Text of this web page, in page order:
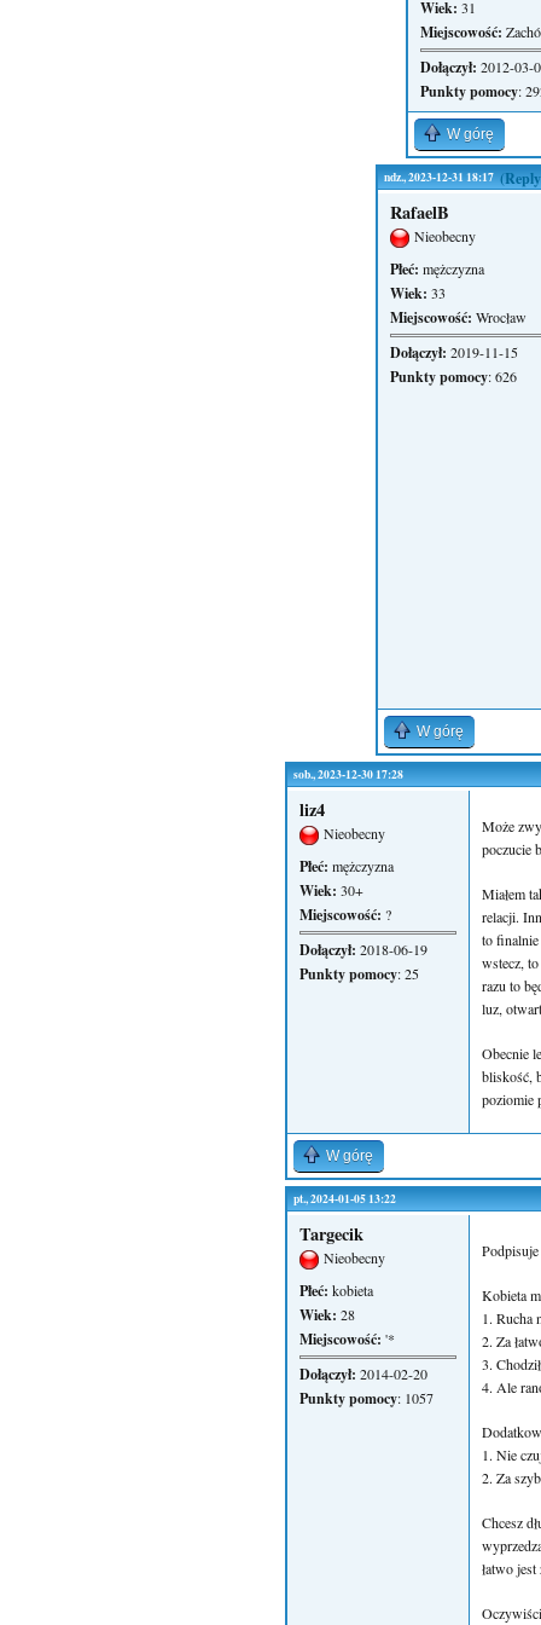
Wiek: 31
Miejscowość:
Dołączył: 2012-03-
Punkty pomocy:
W górę
ndz., 2023-12-31 18:17
RafaelB
Nieobecny
Płeć: mężczyzna
Wiek: 33
Miejscowość: Wrocław
Dołączył: 2019-11-15
Punkty pomocy: 626
W górę
sob., 2023-12-30 17:28
liz4
Nieobecny
Płeć: mężczyzna
Wiek: 30+
Miejscowość: ?
Dołączył: 2018-06-19
Punkty pomocy: 25
Może
poczucie
Miałem
relacji.
to finalnie
wstecz,
razu to
luz,
Obecnie
bliskość,
poziomie
W górę
pt., 2024-01-05 13:22
Targecik
Nieobecny
Płeć: kobieta
Wiek: 28
Miejscowość: '*
Dołączył: 2014-02-20
Punkty pomocy: 1057
Kobieta
1. Rucha
2. Za
3.
4. Ale
1. Nie
2. Za
Chcesz
łatwo